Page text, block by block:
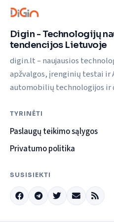
Digin - Technologijų
tendencijos Lietuvoje
digin.lt – naujausios
apžvalgos, įrenginių testai
automobilių technologijos ir
TYRINĖTI
Paslaugų teikimo sąlygos
Privatumo politika
SUSISIEKTI